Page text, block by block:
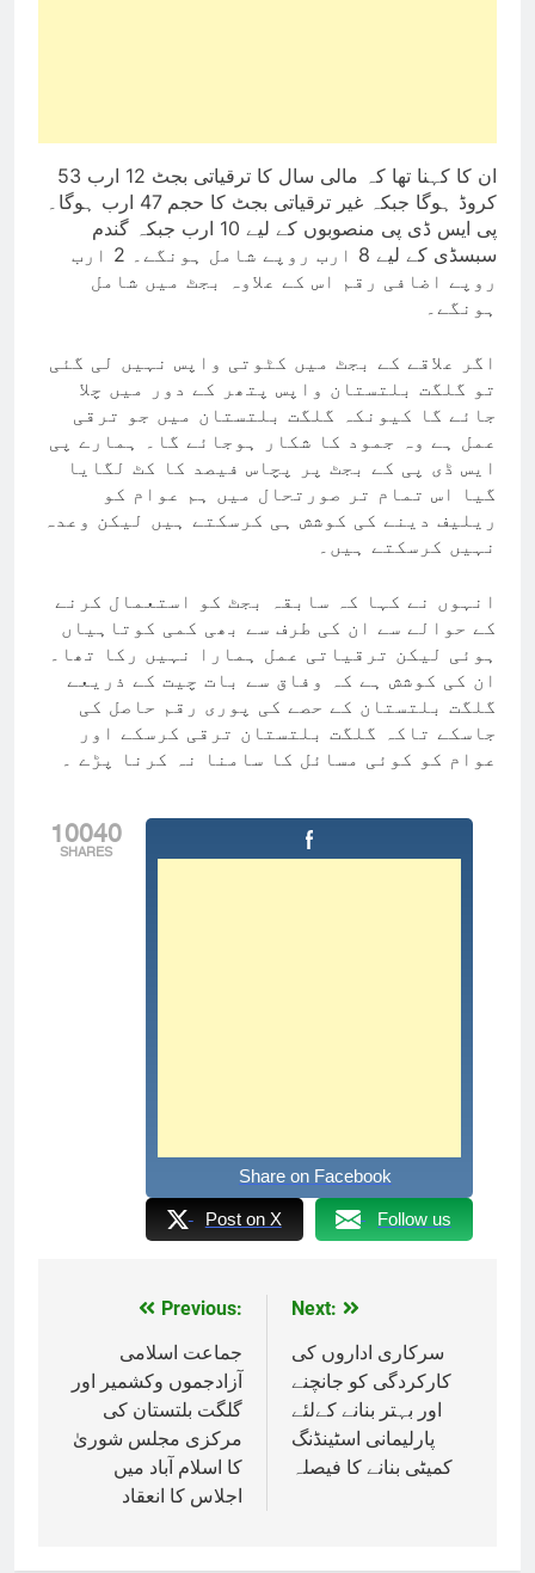
ان کا کہنا تھا کہ مالی سال کا ترقیاتی بجٹ 12 ارب 53
کروڈ ہوگا جبکہ غیر ترقیاتی بجٹ کا حجم 47 ارب ہوگا۔
پی ایس ڈی پی منصوبوں کے لیے 10 ارب جبکہ گندم
سبسڈی کے لیے 8 ارب روپے شامل ہونگے۔ 2 ارب
روپے اضافی رقم اس کے علاوہ بجٹ میں شامل
ہونگے۔
اگر علاقے کے بجٹ میں کٹوتی واپس نہیں لی گئی
تو گلگت بلتستان واپس پتھر کے دور میں چلا
جائے گا کیونکہ گلگت بلتستان میں جو ترقی
عمل ہے وہ جمود کا شکار ہوجائے گا۔ ہمارے پی
ایس ڈی پی کے بجٹ پر پچاس فیصد کا کٹ لگایا
گیا اس تمام تر صورتحال میں ہم عوام کو
ریلیف دینے کی کوشش ہی کرسکتے ہیں لیکن وعدہ
نہیں کرسکتے ہیں۔
انہوں نے کہا کہ سابقہ بجٹ کو استعمال کرنے
کے حوالے سے ان کی طرف سے بھی کمی کوتاہیاں
ہوئی لیکن ترقیاتی عمل ہمارا نہیں رکا تھا۔
ان کی کوشش ہے کہ وفاق سے بات چیت کے ذریعے
گلگت بلتستان کے حصے کی پوری رقم حاصل کی
جاسکے تاکہ گلگت بلتستان ترقی کرسکے اور
عوام کو کوئی مسائل کا سامنا نہ کرنا پڑے ۔
10040
SHARES
Share on Facebook
Post on X Follow us
navigation
Previous:
جماعت اسلامی
آزادجموں وکشمیر اور
گلگت بلتستان کی
مرکزی مجلس شوریٰ
کا اسلام آباد میں
اجلاس کا انعقاد
Next:
سرکاری اداروں کی
کارکردگی کو جانچنے
اور بہتر بنانے کےلئے
پارلیمانی اسٹینڈنگ
کمیٹی بنانے کا فیصلہ